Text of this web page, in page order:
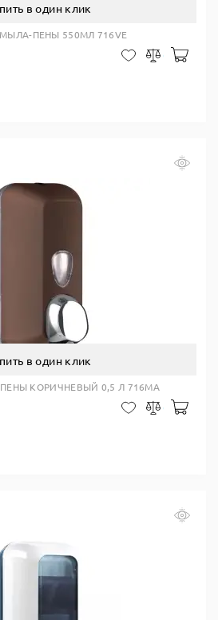
в один клик
ПЕНЫ 550МЛ 716VE
В закладки
Сравнить
в один клик
КОРИЧНЕВЫЙ 0,5 Л 716MA
В закладки
Сравнить